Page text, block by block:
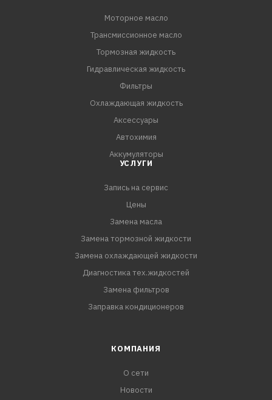
Моторное масло
Трансмиссионное масло
Тормозная жидкость
Гидравлическая жидкость
Фильтры
Охлаждающая жидкость
Аксессуары
Автохимия
Аккумуляторы
УСЛУГИ
Запись на сервис
Цены
Замена масла
Замена тормозной жидкости
Замена охлаждающей жидкости
Диагностика тех.жидкостей
Замена фильтров
Заправка кондиционеров
КОМПАНИЯ
О сети
Новости